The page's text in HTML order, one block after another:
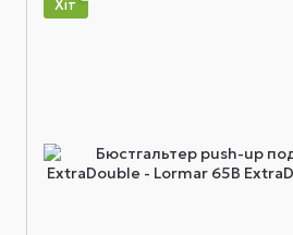
Хіт